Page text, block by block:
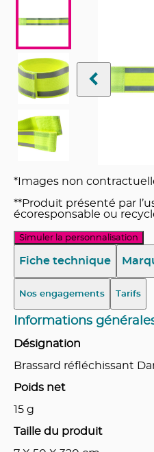
*Images non
**Produit présenté par
écoresponsable ou
Simuler la personnalisation
Fiche technique
Nos engagements Tarifs
Informations
Désignation
Brassard réfléchissant
Poids net
15 g
Taille du produit